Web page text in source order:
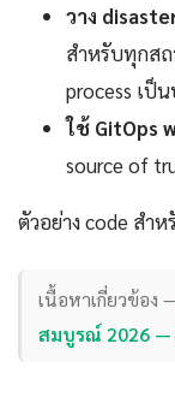
วาง
สำหรับทุกส
process เป็
ใช้ GitOps
source of
ตัวอย่าง code สำห
เนื้อหาเกี่ยวข้อง
สมบูรณ์ 2026